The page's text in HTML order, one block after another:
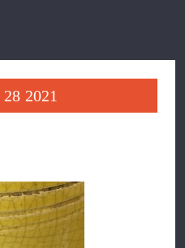
28 2021